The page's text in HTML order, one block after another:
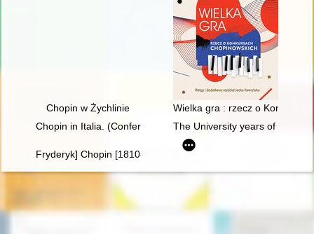
Chopin w Żychlinie
Wielka gra : rzecz o
Chopin in Italia. (Conferenze tenute nella Bibliotheca e
The University years of
Fryderyk] Chopin [1810-1849]